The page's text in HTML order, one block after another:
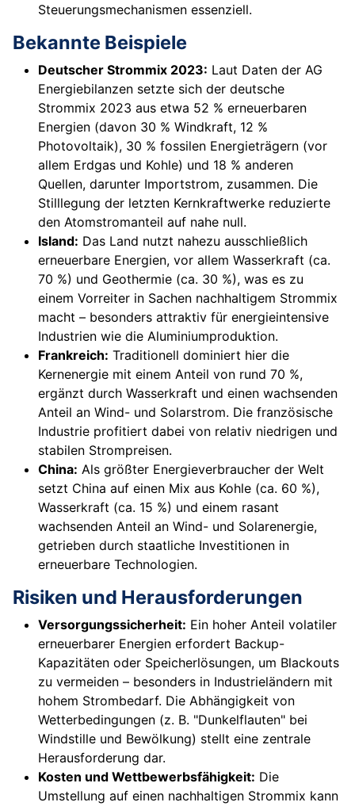
Steuerungsmechanismen essenziell.
Bekannte Beispiele
Deutscher Strommix 2023: Laut Daten der AG
Energiebilanzen setzte sich der deutsche
Strommix 2023 aus etwa 52 % erneuerbaren
Energien (davon 30 % Windkraft, 12 %
Photovoltaik), 30 % fossilen Energieträgern (vor
allem Erdgas und Kohle) und 18 % anderen
Quellen, darunter Importstrom, zusammen. Die
Stilllegung der letzten Kernkraftwerke reduzierte
den Atomstromanteil auf nahe null.
Island: Das Land nutzt nahezu ausschließlich
erneuerbare Energien, vor allem Wasserkraft (ca.
70 %) und Geothermie (ca. 30 %), was es zu
einem Vorreiter in Sachen nachhaltigem Strommix
macht – besonders attraktiv für energieintensive
Industrien wie die Aluminiumproduktion.
Frankreich: Traditionell dominiert hier die
Kernenergie mit einem Anteil von rund 70 %,
ergänzt durch Wasserkraft und einen wachsenden
Anteil an Wind- und Solarstrom. Die französische
Industrie profitiert dabei von relativ niedrigen und
stabilen Strompreisen.
China: Als größter Energieverbraucher der Welt
setzt China auf einen Mix aus Kohle (ca. 60 %),
Wasserkraft (ca. 15 %) und einem rasant
wachsenden Anteil an Wind- und Solarenergie,
getrieben durch staatliche Investitionen in
erneuerbare Technologien.
Risiken und Herausforderungen
Versorgungssicherheit: Ein hoher Anteil volatiler
erneuerbarer Energien erfordert Backup-
Kapazitäten oder Speicherlösungen, um Blackouts
zu vermeiden – besonders in Industrieländern mit
hohem Strombedarf. Die Abhängigkeit von
Wetterbedingungen (z. B. "Dunkelflauten" bei
Windstille und Bewölkung) stellt eine zentrale
Herausforderung dar.
Kosten und Wettbewerbsfähigkeit: Die
Umstellung auf einen nachhaltigen Strommix kann